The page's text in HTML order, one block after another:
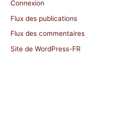
Connexion
Flux des publications
Flux des commentaires
Site de WordPress-FR